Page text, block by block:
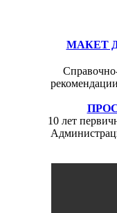
МАКЕТ
10 лет